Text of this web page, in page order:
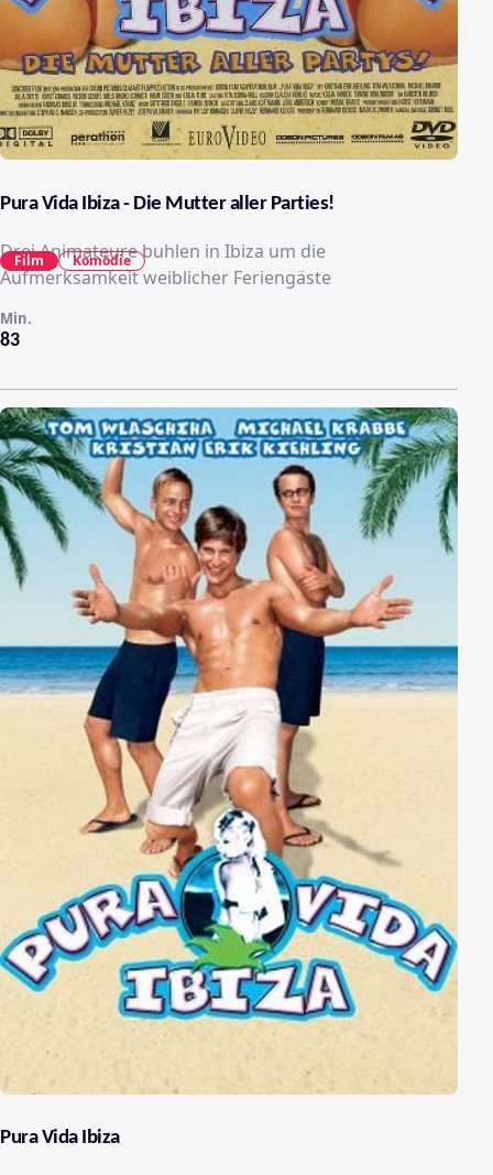
Pura Vida Ibiza - Die Mutter aller Parties!
Drei Animateure buhlen in Ibiza um die
Aufmerksamkeit weiblicher Feriengäste
83
Min.
Film Komödie
Pura Vida Ibiza